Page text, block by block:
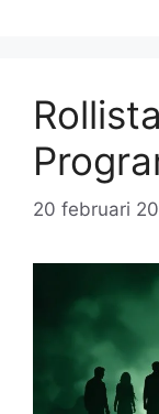
20 februari